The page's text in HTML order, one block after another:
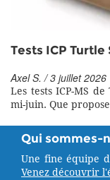
Tests ICP
Axel S. / 3 juillet 2026
Les tests ICP-MS
mi-juin. Que
Qui sommes-
Une fine équipe
Venez découvrir